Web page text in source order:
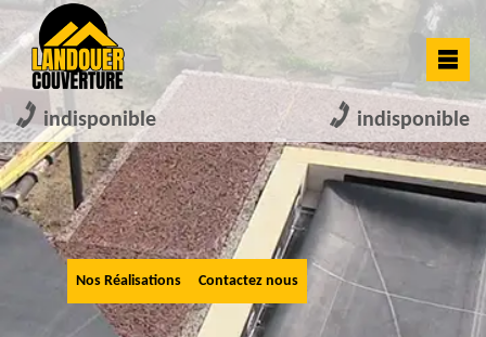
indisponible indisponible
Nos Réalisations Contactez nous